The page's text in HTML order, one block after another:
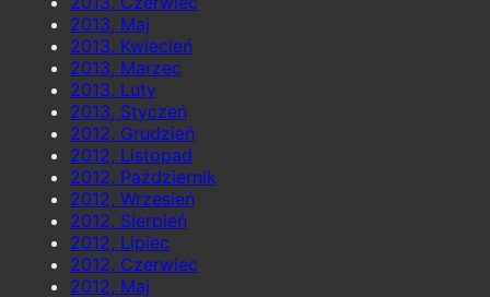
2013, Maj
2013, Kwiecień
2013, Marzec
2013, Luty
2013, Styczeń
2012, Grudzień
2012, Listopad
2012, Październik
2012, Wrzesień
2012, Sierpień
2012, Lipiec
2012, Czerwiec
2012, Maj